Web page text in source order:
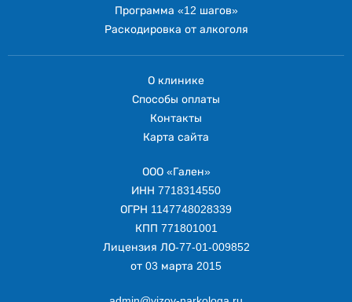
Программа «12 шагов»
Раскодировка от алкоголя
О клинике
Способы оплаты
Контакты
Карта сайта
ООО «Гален»
ИНН 7718314550
ОГРН 1147748028339
КПП 771801001
Лицензия ЛО-77-01-009852
от 03 марта 2015